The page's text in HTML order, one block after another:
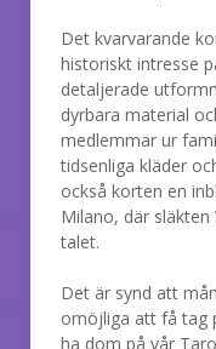
Det kvarvarande
historiskt intresse
detaljerade
dyrbara material
medlemmar ur
tidsenliga kläder
också korten en
Milano, där
talet.
Det är synd att
omöjliga att få tag
ha dom på vår